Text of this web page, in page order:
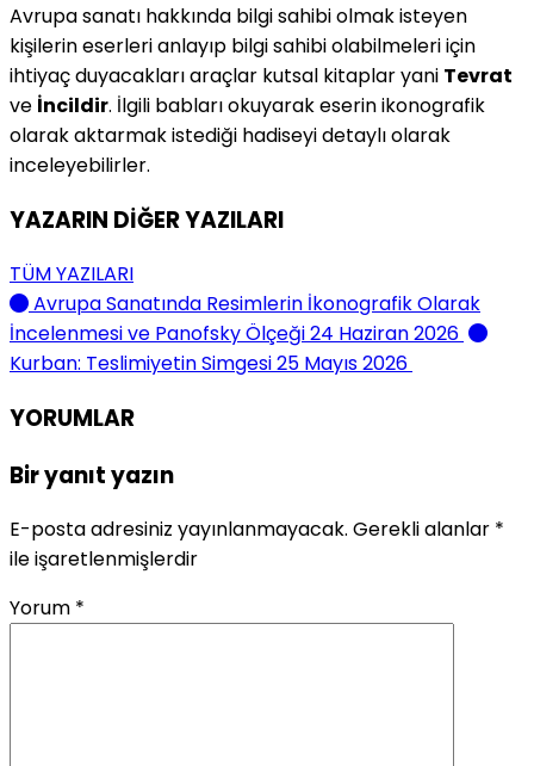
Avrupa sanatı hakkında bilgi sahibi olmak isteyen
kişilerin eserleri anlayıp bilgi sahibi olabilmeleri için
ihtiyaç duyacakları araçlar kutsal kitaplar yani Tevrat
ve İncildir. İlgili babları okuyarak eserin ikonografik
olarak aktarmak istediği hadiseyi detaylı olarak
inceleyebilirler.
YAZARIN DİĞER YAZILARI
TÜM YAZILARI
Avrupa Sanatında Resimlerin İkonografik Olarak
İncelenmesi ve Panofsky Ölçeği24 Haziran 2026
Kurban: Teslimiyetin Simgesi25 Mayıs 2026
YORUMLAR
Bir yanıt yazın
E-posta adresiniz yayınlanmayacak. Gerekli alanlar *
ile işaretlenmişlerdir
Yorum *